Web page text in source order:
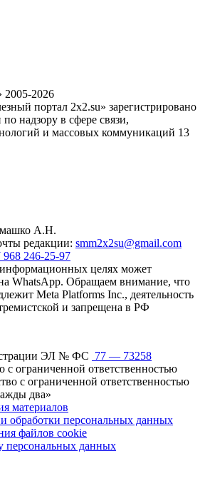
2026
портал 2x2.su» зарегистрировано
надзору в сфере связи,
и массовых коммуникаций 13
А.Н.
редакции: smm2x2su@gmail.com
968 246-25-97
целях может
на WhatsApp. Обращаем внимание, что
Meta Platforms Inc., деятельность
и запрещена в РФ
ЭЛ № ФС 77 — 73258
ограниченной ответственностью
с ограниченной ответственностью
два»
материалов
обработки персональных данных
файлов cookie
персональных данных